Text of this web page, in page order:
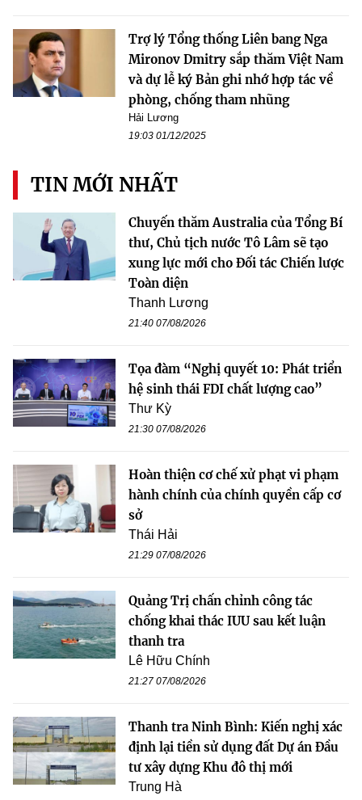
Trợ lý Tổng thống Liên bang Nga
Mironov Dmitry sắp thăm Việt Nam
và dự lễ ký Bản ghi nhớ hợp tác về
phòng, chống tham nhũng
Hải Lương
19:03 01/12/2025
TIN MỚI NHẤT
Chuyến thăm Australia của Tổng Bí
thư, Chủ tịch nước Tô Lâm sẽ tạo
xung lực mới cho Đối tác Chiến lược
Toàn diện
Thanh Lương
21:40 07/08/2026
Tọa đàm “Nghị quyết 10: Phát triển
hệ sinh thái FDI chất lượng cao”
Thư Kỳ
21:30 07/08/2026
Hoàn thiện cơ chế xử phạt vi phạm
hành chính của chính quyền cấp cơ
sở
Thái Hải
21:29 07/08/2026
Quảng Trị chấn chỉnh công tác
chống khai thác IUU sau kết luận
thanh tra
Lê Hữu Chính
21:27 07/08/2026
Thanh tra Ninh Bình: Kiến nghị xác
định lại tiền sử dụng đất Dự án Đầu
tư xây dựng Khu đô thị mới
Trung Hà